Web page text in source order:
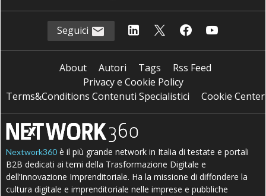
Seguici
About Autori Tags
Rss Feed
Privacy e Cookie Policy
Terms&Conditions Contenuti Specialistici
Cookie Center
Nextwork360 è il più grande network in Italia di testate e portali
B2B dedicati ai temi della Trasformazione Digitale e
dell’Innovazione Imprenditoriale. Ha la missione di diffondere la
cultura digitale e imprenditoriale nelle imprese e pubbliche